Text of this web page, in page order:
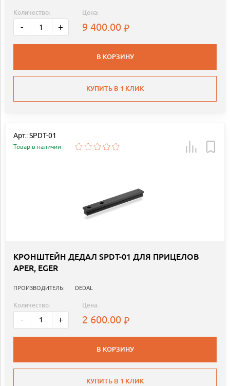
Количество:
- +
Цена:
9 400.00
В КОРЗИНУ
КУПИТЬ В 1 КЛИК
Арт.: SPDT-01
Товар в наличии
КРОНШТЕЙН ДЕДАЛ SPDT-01 ДЛЯ ПРИЦЕЛОВ
APER, EGER
ПРОИЗВОДИТЕЛЬ: DEDAL
Количество:
- +
Цена:
2 600.00
В КОРЗИНУ
КУПИТЬ В 1 КЛИК